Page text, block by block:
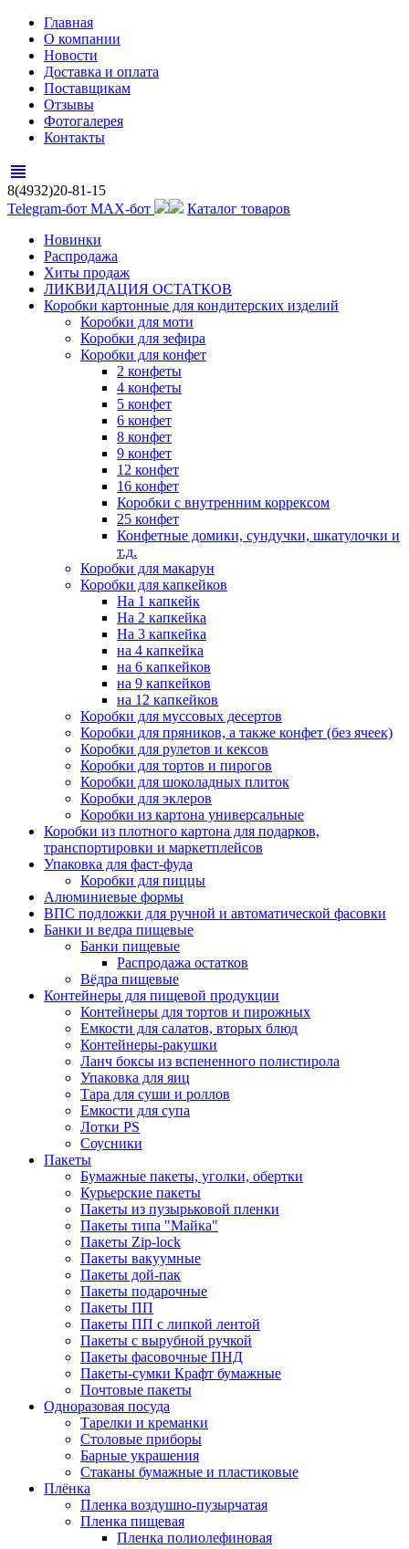
Главная
О компании
Новости
Доставка и оплата
Поставщикам
Отзывы
Фотогалерея
Контакты
view_headline
8(4932)20-81-15
Telegram-бот MAX-бот
Каталог товаров
Новинки
Распродажа
Хиты продаж
ЛИКВИДАЦИЯ ОСТАТКОВ
Коробки картонные для кондитерских изделий
Коробки для моти
Коробки для зефира
Коробки для конфет
2 конфеты
4 конфеты
5 конфет
6 конфет
8 конфет
9 конфет
12 конфет
16 конфет
Коробки с внутренним коррексом
25 конфет
Конфетные домики, сундучки, шкатулочки и
т.д.
Коробки для макарун
Коробки для капкейков
На 1 капкейк
На 2 капкейка
На 3 капкейка
на 4 капкейка
на 6 капкейков
на 9 капкейков
на 12 капкейков
Коробки для муссовых десертов
Коробки для пряников, а также конфет (без ячеек)
Коробки для рулетов и кексов
Коробки для тортов и пирогов
Коробки для шоколадных плиток
Коробки для эклеров
Коробки из картона универсальные
Коробки из плотного картона для подарков,
транспортировки и маркетплейсов
Упаковка для фаст-фуда
Коробки для пиццы
Алюминиевые формы
ВПС подложки для ручной и автоматической фасовки
Банки и ведра пищевые
Банки пищевые
Распродажа остатков
Вёдра пищевые
Контейнеры для пищевой продукции
Контейнеры для тортов и пирожных
Емкости для салатов, вторых блюд
Контейнеры-ракушки
Ланч боксы из вспененного полистирола
Упаковка для яиц
Тара для суши и роллов
Емкости для супа
Лотки PS
Соусники
Пакеты
Бумажные пакеты, уголки, обертки
Курьерские пакеты
Пакеты из пузырьковой пленки
Пакеты типа "Майка"
Пакеты Zip-lock
Пакеты вакуумные
Пакеты дой-пак
Пакеты подарочные
Пакеты ПП
Пакеты ПП с липкой лентой
Пакеты с вырубной ручкой
Пакеты фасовочные ПНД
Пакеты-сумки Крафт бумажные
Почтовые пакеты
Одноразовая посуда
Тарелки и креманки
Столовые приборы
Барные украшения
Стаканы бумажные и пластиковые
Плёнка
Пленка воздушно-пузырчатая
Пленка пищевая
Пленка полиолефиновая